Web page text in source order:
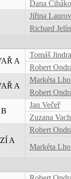
Dana
Jiřina
Richard
A
Tomáš Jindra
Robert
A
Markéta
Robert
Jan Večeř
Zuzana
A
Robert
Markéta